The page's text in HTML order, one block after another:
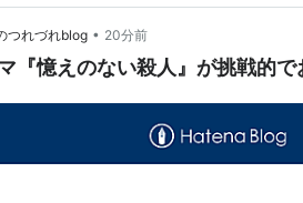
つれづれblog • 20分前
『憶えのない殺人』が挑戦的で